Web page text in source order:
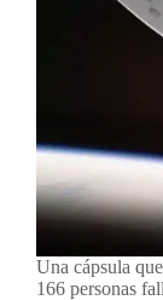
Una cápsula
166 personas